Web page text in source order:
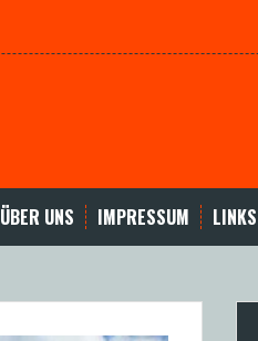
ÜBER UNS IMPRESSUM LINKS